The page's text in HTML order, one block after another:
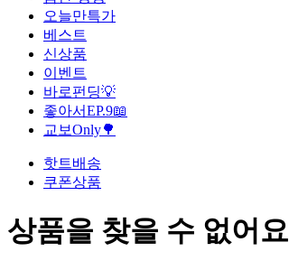
오늘만특가
베스트
신상품
이벤트
바로펀딩💡
좋아서EP.9📖
교보Only🌳
핫트배송
쿠폰상품
상품을 찾을 수 없어요